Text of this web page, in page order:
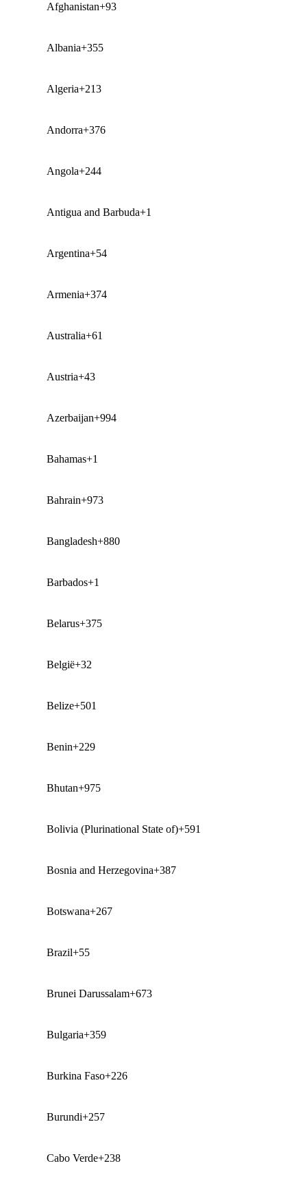
Afghanistan+93
Albania+355
Algeria+213
Andorra+376
Angola+244
Antigua and Barbuda+1
Argentina+54
Armenia+374
Australia+61
Austria+43
Azerbaijan+994
Bahamas+1
Bahrain+973
Bangladesh+880
Barbados+1
Belarus+375
België+32
Belize+501
Benin+229
Bhutan+975
Bolivia (Plurinational State of)+591
Bosnia and Herzegovina+387
Botswana+267
Brazil+55
Brunei Darussalam+673
Bulgaria+359
Burkina Faso+226
Burundi+257
Cabo Verde+238